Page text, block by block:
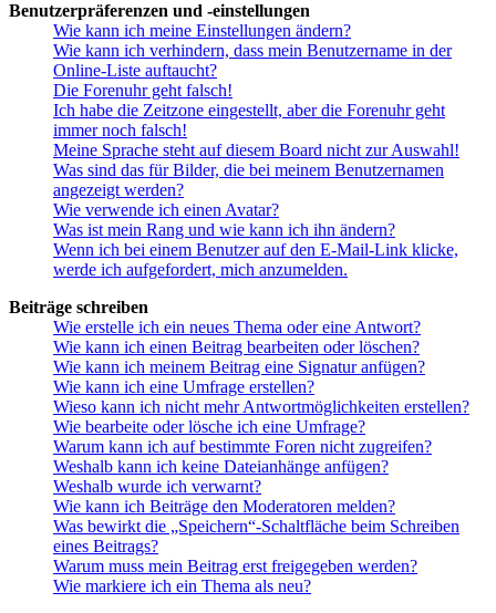
Benutzerpräferenzen und -einstellungen
Wie kann ich meine Einstellungen ändern?
Wie kann ich verhindern, dass mein Benutzername in der
Online-Liste auftaucht?
Die Forenuhr geht falsch!
Ich habe die Zeitzone eingestellt, aber die Forenuhr geht
immer noch falsch!
Meine Sprache steht auf diesem Board nicht zur Auswahl!
Was sind das für Bilder, die bei meinem Benutzernamen
angezeigt werden?
Wie verwende ich einen Avatar?
Was ist mein Rang und wie kann ich ihn ändern?
Wenn ich bei einem Benutzer auf den E-Mail-Link klicke,
werde ich aufgefordert, mich anzumelden.
Beiträge schreiben
Wie erstelle ich ein neues Thema oder eine Antwort?
Wie kann ich einen Beitrag bearbeiten oder löschen?
Wie kann ich meinem Beitrag eine Signatur anfügen?
Wie kann ich eine Umfrage erstellen?
Wieso kann ich nicht mehr Antwortmöglichkeiten erstellen?
Wie bearbeite oder lösche ich eine Umfrage?
Warum kann ich auf bestimmte Foren nicht zugreifen?
Weshalb kann ich keine Dateianhänge anfügen?
Weshalb wurde ich verwarnt?
Wie kann ich Beiträge den Moderatoren melden?
Was bewirkt die „Speichern“-Schaltfläche beim Schreiben
eines Beitrags?
Warum muss mein Beitrag erst freigegeben werden?
Wie markiere ich ein Thema als neu?